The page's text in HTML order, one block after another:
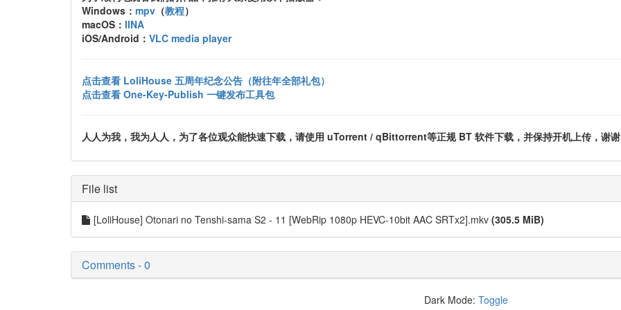
Windows： mpv （教程）
macOS： IINA
iOS/Android： VLC media player
点击查看 LoliHouse 五周年纪念公告（附往年全部礼包）
点击查看 One-Key-Publish 一键发布工具包
人人为我，我为人人，为了各位观众能快速下载，请使用 uTorrent / qBittorrent等正规 BT 软件下载，并保持开机上传，谢
File list
[LoliHouse] Otonari no Tenshi-sama S2 - 11 [WebRip 1080p HEVC-10bit AAC SRTx2].mkv (305.5 MiB)
Comments - 0
Dark Mode: Toggle